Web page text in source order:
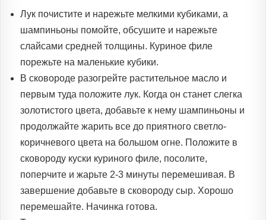
Лук почистите и нарежьте мелкими кубиками, а
шампиньоны помойте, обсушите и нарежьте
слайсами средней толщины. Куриное филе
порежьте на маленькие кубики.
В сковороде разогрейте растительное масло и
первым туда положите лук. Когда он станет слегка
золотистого цвета, добавьте к нему шампиньоны и
продолжайте жарить все до приятного светло-
коричневого цвета на большом огне. Положите в
сковороду куски куриного филе, посолите,
поперчите и жарьте 2-3 минуты перемешивая. В
завершение добавьте в сковороду сыр. Хорошо
перемешайте. Начинка готова.